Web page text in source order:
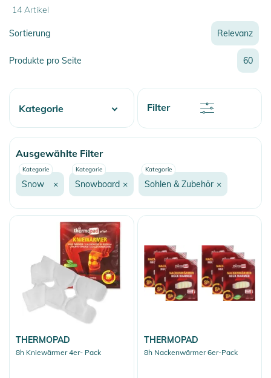
14 Artikel
Sortierung
Relevanz
Relevanz
Neueste
Preis
Rabatt
Name
Name
Produkte pro Seite 60
Filter
Kategorie
Skate
Fashion & More
Snow
Snowboard
Snowboards
Snowboard Bindungen
Snowboard-Sets
Snowboard Boots
Snowboardbrillen
Ersatzgläser
Ausgewählte Filter
Kategorie
Snow ×
Kategorie
Snowboard ×
Kategorie
Sohlen & Zubehör ×
THERMOPAD
8h Kniewärmer 4er- Pack
THERMOPAD
8h Nackenwärmer 6er-Pack